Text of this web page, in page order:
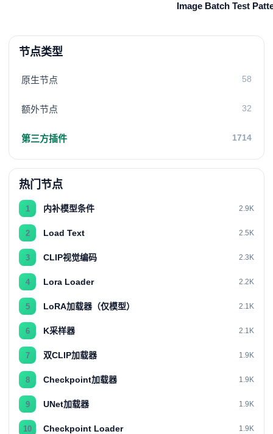
Image Batch Test
节点类型
原生节点 58
额外节点 32
第三方插件 1714
热门节点
1 内补模型条件 2.9K
2 Load Text 2.5K
3 CLIP视觉编码 2.3K
4 Lora Loader 2.2K
5 LoRA加载器（仅模型） 2.1K
6 K采样器 2.1K
7 双CLIP加载器 1.9K
8 Checkpoint加载器 1.9K
9 UNet加载器 1.9K
10 Checkpoint Loader 1.9K